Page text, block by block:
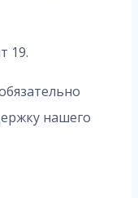
19.
нашего